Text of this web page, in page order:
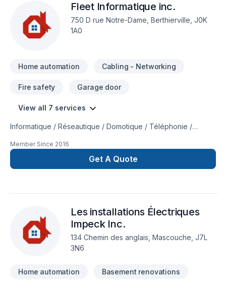
solutions sur mesure qui dépassent les attentes des clients.
Fleet Informatique inc.
750 D rue Notre-Dame, Berthierville, J0K
1A0
Home automation Cabling - Networking
Fire safety Garage door
View all 7 services
Informatique / Réseautique / Domotique / Téléphonie /
Surveillance. Services Informatique. R.B.Q câblage / Sans-fil.
Système de telephonie IP. Caractéristiques: Plusieurs
Boutiques, Disponible 7J/7.
Member Since 2016
Get A Quote
Les installations Électriques
Impeck Inc.
134 Chemin des anglais, Mascouche, J7L
3N6
Home automation Basement renovations